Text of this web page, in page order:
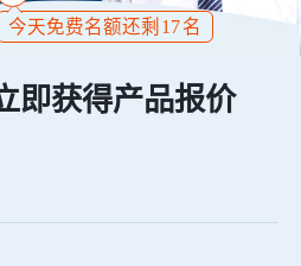
今天免费名额还剩 17名
即获得产品报价